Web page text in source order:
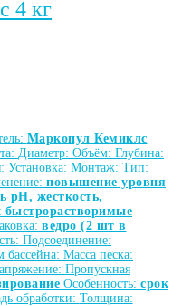
4 кг
Маркопул Кемиклс
Диаметр: Объём: Глубина:
Установка: Монтаж: Тип:
повышение уровня
рН, жесткость,
быстрорастворимые
ведро (2 шт в
Подсоединение:
бассейна: Масса песка:
Пропускная
Особенность: срок
обработки: Толщина: